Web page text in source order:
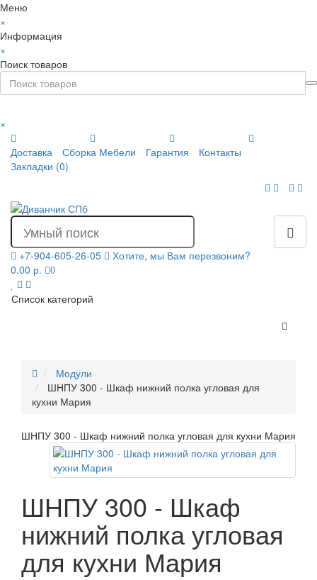
Меню
×
Информация
×
Поиск товаров
×
Доставка
Сборка Мебели Гарантия
Контакты
Закладки (0)
+7-904-605-26-05
Хотите, мы Вам перезвоним?
0.00 р.
0
Список категорий
Модули
ШНПУ 300 - Шкаф нижний полка угловая для
кухни Мария
ШНПУ 300 - Шкаф нижний полка угловая для кухни Мария
ШНПУ 300 - Шкаф
нижний полка угловая
для кухни Мария